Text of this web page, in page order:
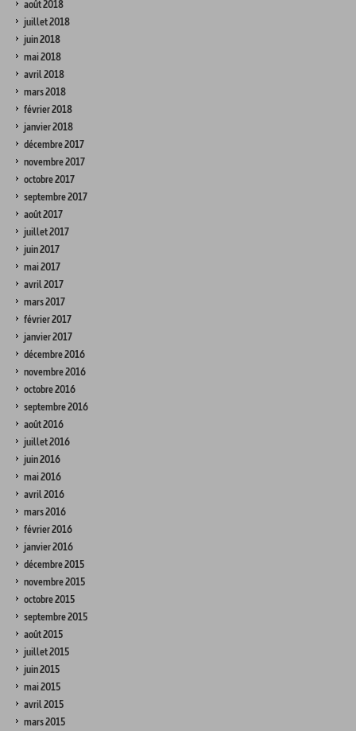
août 2018
juillet 2018
juin 2018
mai 2018
avril 2018
mars 2018
février 2018
janvier 2018
décembre 2017
novembre 2017
octobre 2017
septembre 2017
août 2017
juillet 2017
juin 2017
mai 2017
avril 2017
mars 2017
février 2017
janvier 2017
décembre 2016
novembre 2016
octobre 2016
septembre 2016
août 2016
juillet 2016
juin 2016
mai 2016
avril 2016
mars 2016
février 2016
janvier 2016
décembre 2015
novembre 2015
octobre 2015
septembre 2015
août 2015
juillet 2015
juin 2015
mai 2015
avril 2015
mars 2015